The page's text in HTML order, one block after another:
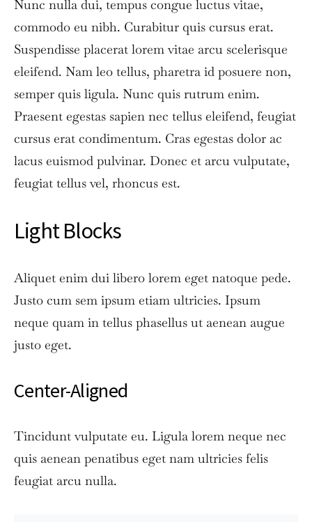
Nunc nulla dui, tempus congue luctus vitae,
commodo eu nibh. Curabitur quis cursus erat.
Suspendisse placerat lorem vitae arcu scelerisque
eleifend. Nam leo tellus, pharetra id posuere non,
semper quis ligula. Nunc quis rutrum enim.
Praesent egestas sapien nec tellus eleifend, feugiat
cursus erat condimentum. Cras egestas dolor ac
lacus euismod pulvinar. Donec et arcu vulputate,
feugiat tellus vel, rhoncus est.
Light Blocks
Aliquet enim dui libero lorem eget natoque pede.
Justo cum sem ipsum etiam ultricies. Ipsum
neque quam in tellus phasellus ut aenean augue
justo eget.
Center-Aligned
Tincidunt vulputate eu. Ligula lorem neque nec
quis aenean penatibus eget nam ultricies felis
feugiat arcu nulla.